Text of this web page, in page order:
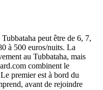
peut être de 6, 7,
à 500 euros/nuits. La
au Tubbataha, mais
combinent le
premier est à bord du
avant de rejoindre